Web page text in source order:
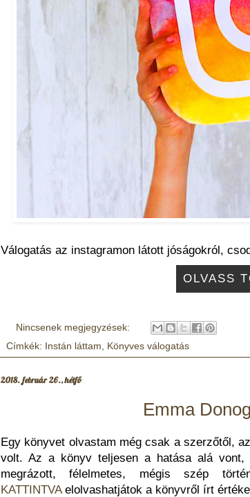
Válogatás az instagramon látott jóságokról,
OLVASS
Nincsenek megjegyzések:
Címkék:
Instán láttam, Könyves válogatás
2018. február 26., hétfő
Emma
Egy könyvet olvastam még csak a szerzőtől,
volt. Az a könyv teljesen a hatása alá vont,
megrázott, félelmetes, mégis szép
KATTINTVAelolvashatjátok a könyvről írt